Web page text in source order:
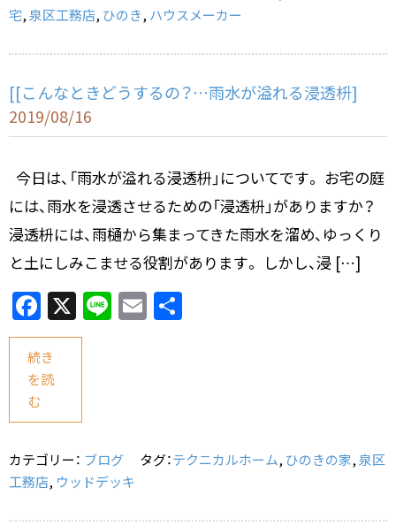
宅,泉区工務店, ひのき, ハウスメーカー
[[こんなときどうするの？…雨水が溢れる浸透枡]
2019/08/16
今日は、「雨水が溢れる浸透枡」についてです。 お宅の庭
には、雨水を浸透させるための「浸透枡」がありますか？
浸透枡には、雨樋から集まってきた雨水を溜め、ゆっくり
と土にしみこませる役割があります。 しかし、浸 […]
F
a
c
e
b
o
o
k
X Li
n
E
m
続き
を読
む
カテゴリー： ブログ タグ：テクニカルホーム, ひのきの家,泉区
工務店, ウッドデッキ